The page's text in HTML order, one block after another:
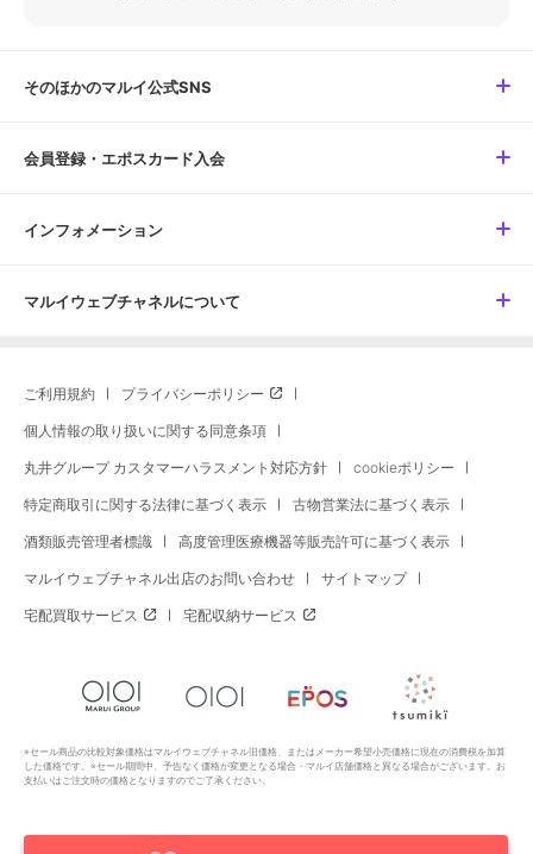
そのほかのマルイ公式SNS
会員登録・エポスカード入会
インフォメーション
マルイウェブチャネルについて
ご利用規約 プライバシーポリシー
個人情報の取り扱いに関する同意条項
丸井グループ カスタマーハラスメント対応方針 cookieポリシー
特定商取引に関する法律に基づく表示 古物営業法に基づく表示
酒類販売管理者標識 高度管理医療機器等販売許可に基づく表示
マルイウェブチャネル出店のお問い合わせ サイトマップ
宅配買取サービス 宅配収納サービス
※セール商品の比較対象価格はマルイウェブチャネル旧価格、またはメーカー希望小売価格に現在の消費税を加算
した価格です。※セール期間中、予告なく価格が変更となる場合・マルイ店舗価格と異なる場合がございます。お
支払いはご注文時の価格となりますのでご了承ください。